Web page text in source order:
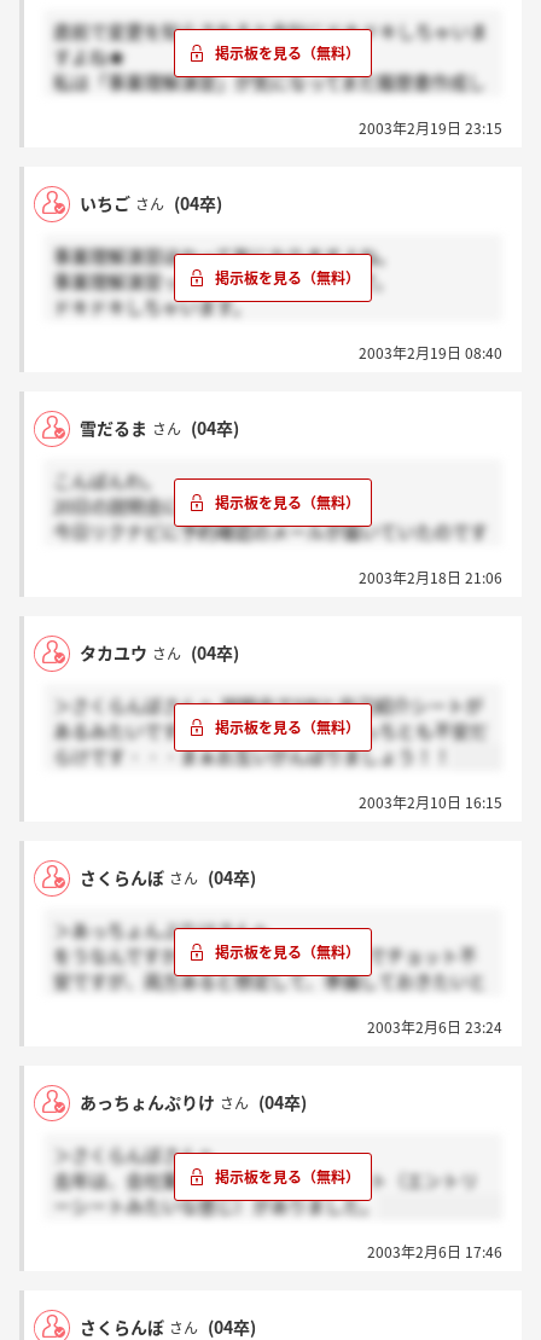
直前で変更を知らされると余計にドキドキしちゃいま
すよね★
私は「事業理解演習」が気になってまだ履歴書作成し
とりあえず明日はSPI試験も特殊な(？)筆記試験も、エ
ます。あー胃が痛い…(:_;)
2003年2月19日 23:15
いちご さん (04卒)
事業理解演習ほかって気になりますよね。
事業理解演習って何！！？ってかんじで。
ドキドキしちゃいます。
筆記試験じゃなくなったということなのか、筆記試験
の内容なのか？
2003年2月19日 08:40
雪だるま さん (04卒)
こんばんわ。
20日の説明会に参加します。
今日リクナビに予約確認のメールが届いていたのです
た。更に、当日の予定は「会社説明＋筆記試験」
た。
時間が1時間短縮されたし、筆記試験は無くなったと
が気になりますf^_^;
しかも「事業理解演習」って一体どういう事をやるの
か(もしやグループ討論…?!)、また、これが選考に関
どなたか知っている方いたら教えて下さいm(__)m
2003年2月18日 21:06
タカユウ さん (04卒)
＞さくらんぼさんへ 説明会でSPIと自己紹介シートが
あるみたいですね。俺も行きますがどっちとも不安だ
らけです・・・まぁお互いがんばりましょう！！
2003年2月10日 16:15
さくらんぼ さん (04卒)
＞あっちょんぷりけさんへ
をうなんですか！SPIは得意じゃないのでチョット不
安ですが、両方あると想定して、準備しておきたいと
2003年2月6日 23:24
あっちょんぷりけ さん (04卒)
＞さくらんぼさんへ
去年は、会社案内、SPIと自己紹介シート（エントリ
ーシートみたいな感じ）がありました。
2003年2月6日 17:46
さくらんぼ さん (04卒)